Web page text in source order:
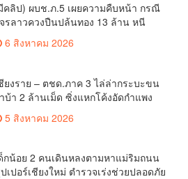
คลิป) ผบช.ภ.5 เผยความคืบหน้า กรณี
รลาวควงปืนปล้นทอง 13 ล้าน หนี
ดานแขวงบ่อแก้ว
6 สิงหาคม 2026
ยงราย – ตชด.ภาค 3 ไล่ล่ากระบะขน
บ้า 2 ล้านเม็ด ซิ่งแหกโค้งอัดกำแพง
5 สิงหาคม 2026
กน้อย 2 คนเดินหลงตามหาแม่ริมถนน
เปอร์เชียงใหม่ ตำรวจเร่งช่วยปลอดภัย